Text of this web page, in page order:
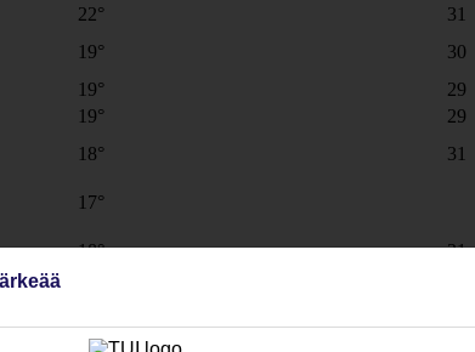
22° 31
19° 30
19° 29
19° 29
18° 31
17°
18° 31
19°